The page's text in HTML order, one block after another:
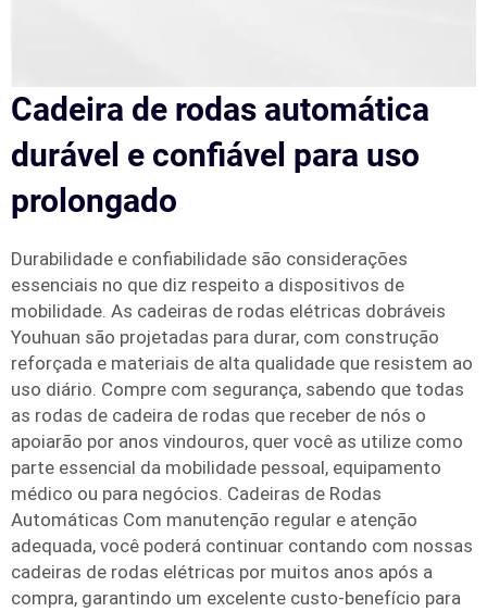
Cadeira de rodas automática
durável e confiável para uso
prolongado
Durabilidade e confiabilidade são considerações
essenciais no que diz respeito a dispositivos de
mobilidade. As cadeiras de rodas elétricas dobráveis
Youhuan são projetadas para durar, com construção
reforçada e materiais de alta qualidade que resistem ao
uso diário. Compre com segurança, sabendo que todas
as rodas de cadeira de rodas que receber de nós o
apoiarão por anos vindouros, quer você as utilize como
parte essencial da mobilidade pessoal, equipamento
médico ou para negócios. Cadeiras de Rodas
Automáticas Com manutenção regular e atenção
adequada, você poderá continuar contando com nossas
cadeiras de rodas elétricas por muitos anos após a
compra, garantindo um excelente custo-benefício para